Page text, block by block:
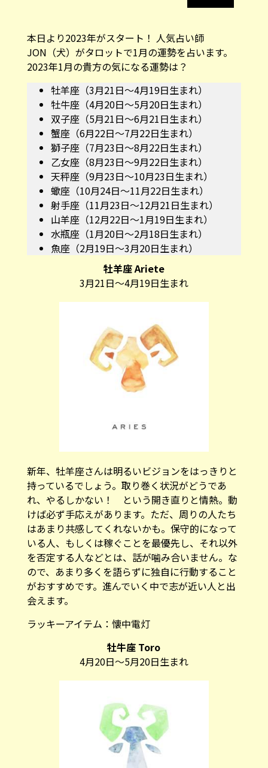
本日より2023年がスタート！ 人気占い師
JON（犬）がタロットで1月の運勢を占います。
2023年1月の貴方の気になる運勢は？
牡羊座（3月21日～4月19日生まれ）
牡牛座（4月20日～5月20日生まれ）
双子座（5月21日～6月21日生まれ）
蟹座（6月22日～7月22日生まれ）
獅子座（7月23日～8月22日生まれ）
乙女座（8月23日～9月22日生まれ）
天秤座（9月23日～10月23日生まれ）
蠍座（10月24日～11月22日生まれ）
射手座（11月23日～12月21日生まれ）
山羊座（12月22日～1月19日生まれ）
水瓶座（1月20日～2月18日生まれ）
魚座（2月19日～3月20日生まれ）
牡羊座 Ariete
3月21日～4月19日生まれ
新年、牡羊座さんは明るいビジョンをはっきりと
持っているでしょう。取り巻く状況がどうであ
れ、やるしかない！ という開き直りと情熱。動
けば必ず手応えがあります。ただ、周りの人たち
はあまり共感してくれないかも。保守的になって
いる人、もしくは稼ぐことを最優先し、それ以外
を否定する人などとは、話が噛み合いません。な
ので、あまり多くを語らずに独自に行動すること
がおすすめです。進んでいく中で志が近い人と出
会えます。
ラッキーアイテム： 懐中電灯
牡牛座 Toro
4月20日～5月20日生まれ